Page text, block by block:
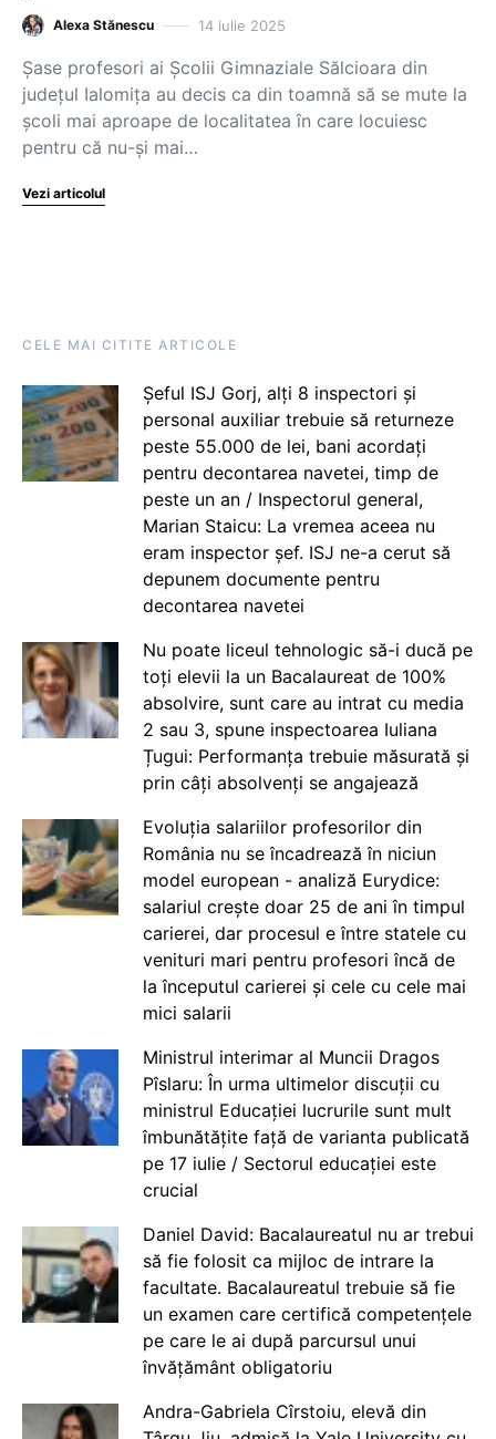
Alexa Stănescu 14 iulie 2025
Șase profesori ai Școlii Gimnaziale Sălcioara din
județul Ialomița au decis ca din toamnă să se mute la
școli mai aproape de localitatea în care locuiesc
pentru că nu-și mai…
Vezi articolul
CELE MAI CITITE ARTICOLE
Șeful ISJ Gorj, alți 8 inspectori și
personal auxiliar trebuie să returneze
peste 55.000 de lei, bani acordați
pentru decontarea navetei, timp de
peste un an / Inspectorul general,
Marian Staicu: La vremea aceea nu
eram inspector șef. ISJ ne-a cerut să
depunem documente pentru
decontarea navetei
Nu poate liceul tehnologic să-i ducă pe
toți elevii la un Bacalaureat de 100%
absolvire, sunt care au intrat cu media
2 sau 3, spune inspectoarea Iuliana
Țugui: Performanța trebuie măsurată și
prin câți absolvenți se angajează
Evoluția salariilor profesorilor din
România nu se încadrează în niciun
model european - analiză Eurydice:
salariul crește doar 25 de ani în timpul
carierei, dar procesul e între statele cu
venituri mari pentru profesori încă de
la începutul carierei și cele cu cele mai
mici salarii
Ministrul interimar al Muncii Dragos
Pîslaru: În urma ultimelor discuții cu
ministrul Educației lucrurile sunt mult
îmbunătățite față de varianta publicată
pe 17 iulie / Sectorul educației este
crucial
Daniel David: Bacalaureatul nu ar trebui
să fie folosit ca mijloc de intrare la
facultate. Bacalaureatul trebuie să fie
un examen care certifică competențele
pe care le ai după parcursul unui
învățământ obligatoriu
Andra-Gabriela Cîrstoiu, elevă din